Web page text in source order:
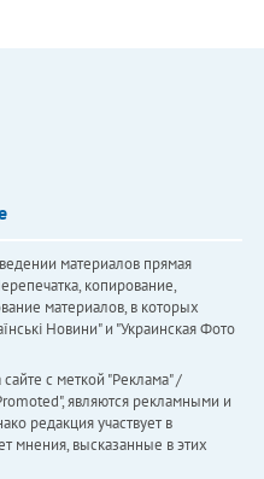
материалов прямая
копирование,
материалов, в которых
Новини" и "Украинская Фото
с меткой "Реклама" /
являются рекламными и
редакция участвует в
мнения, высказанные в этих